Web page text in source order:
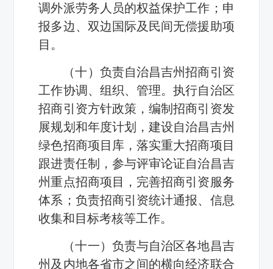
调外派劳务人员的权益保护工作；申
报多边、双边国际及民间无偿援助项
目。
（十）负责自治昌吉州招商引资
工作协调、组织、管理。执行自治区
招商引资方针政策，编制招商引资发
展规划和年度计划，建设自治昌吉州
绿色招商项目库，落实重大招商项目
跟进责任制，参与评审论证自治昌吉
州重点招商项目，完善招商引资服务
体系；负责招商引资统计通报、信息
收集和目标考核等工作。
（十一）负责与自治区各地昌吉
州及内地各省市之间的横向经济联合